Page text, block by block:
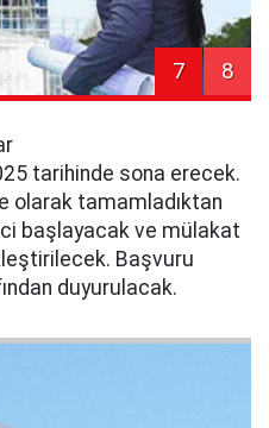
7 8
tarihinde sona erecek.
olarak tamamladıktan
başlayacak ve mülakat
Başvuru
duyurulacak.